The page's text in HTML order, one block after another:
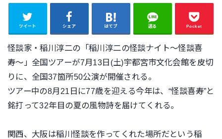
ツイート シェア はてブ 送る Pocket
怪談家・稲川淳二の「稲川淳二の怪談ナイト〜怪談喜
寿〜」全国ツアーが7月13日(土)宇都宮市文化会館を皮切
りに、全国37箇所50公演が開催される。
ツアー中の8月21日に77歳を迎える今年は、“怪談喜寿”と
銘打って32年目の夏の風物詩を届けてくれる。
関西、大阪は稲川怪談を作ってくれた場所だという稲